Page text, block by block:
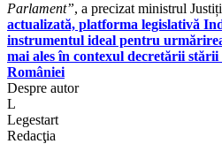
Parlament”, a precizat ministrul
actualizată, platforma legislativă
instrumentul ideal pentru
mai ales în contexul decretării
României
Despre autor
L
Legestart
Redacţia